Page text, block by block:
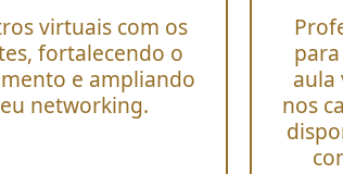
virtuais com os
fortalecendo o
e ampliando
networking.
aula
nos